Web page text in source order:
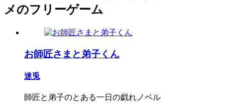
メのフリーゲーム
お師匠さまと弟子くん
迷兎
師匠と弟子のとある一日の戯れノベル